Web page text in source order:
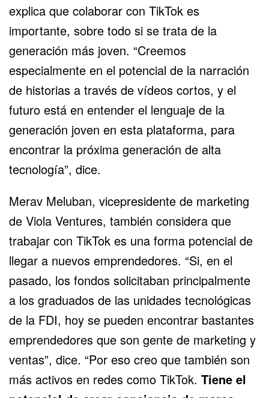
explica que colaborar con TikTok es
importante, sobre todo si se trata de la
generación más joven. “Creemos
especialmente en el potencial de la narración
de historias a través de vídeos cortos, y el
futuro está en entender el lenguaje de la
generación joven en esta plataforma, para
encontrar la próxima generación de alta
tecnología”, dice.
Merav Meluban, vicepresidente de marketing
de Viola Ventures, también considera que
trabajar con TikTok es una forma potencial de
llegar a nuevos emprendedores. “Si, en el
pasado, los fondos solicitaban principalmente
a los graduados de las unidades tecnológicas
de la FDI, hoy se pueden encontrar bastantes
emprendedores que son gente de marketing y
ventas”, dice. “Por eso creo que también son
más activos en redes como TikTok. Tiene el